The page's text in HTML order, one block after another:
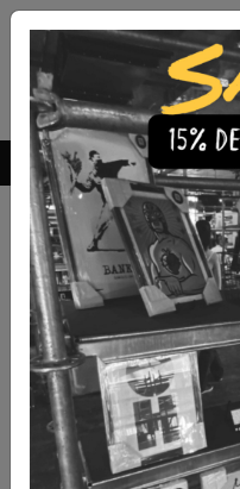
Envío Gratis a todo Chile